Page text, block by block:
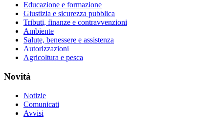
Educazione e formazione
Giustizia e sicurezza pubblica
Tributi, finanze e contravvenzioni
Ambiente
Salute, benessere e assistenza
Autorizzazioni
Agricoltura e pesca
Novità
Notizie
Comunicati
Avvisi